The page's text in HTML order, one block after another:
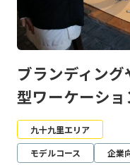
ブランディン
型ワーケーシ
九十九里エリア
モデルコース
企業